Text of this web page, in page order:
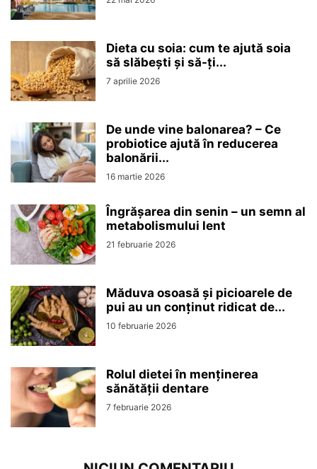
Dieta cu soia: cum te ajută soia
să slăbești și să-ți...
7 aprilie 2026
De unde vine balonarea? – Ce
probiotice ajută în reducerea
balonării...
16 martie 2026
Îngrășarea din senin – un semn al
metabolismului lent
21 februarie 2026
Măduva osoasă și picioarele de
pui au un conținut ridicat de...
10 februarie 2026
Rolul dietei în menținerea
sănătății dentare
7 februarie 2026